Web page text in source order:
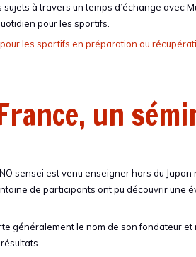
à travers un temps d’échange avec
pour les sportifs.
les sportifs en préparation ou
un
sensei est venu enseigner hors du
de participants ont pu découvrir une
généralement le nom de son fondateur